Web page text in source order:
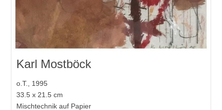
Karl Mostböck
o.T., 1995
33.5 x 21.5 cm
Mischtechnik auf Papier